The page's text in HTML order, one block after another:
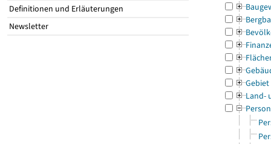
Definitionen und Erläuterungen
Newsletter
Gebiet
Land-